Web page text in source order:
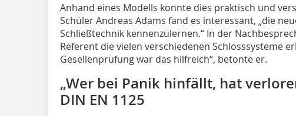
Anhand eines Modells konnte dies praktisch und
Schüler Andreas Adams fand es interessant, „die
Schließtechnik kennenzulernen.“ In der
Referent die vielen verschiedenen Schlosssysteme
Gesellenprüfung war das hilfreich“, betonte er.
„Wer bei Panik hinfällt, hat
DIN EN 1125